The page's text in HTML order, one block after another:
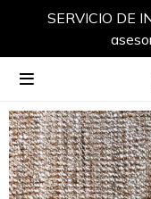
SERVICIO DE
